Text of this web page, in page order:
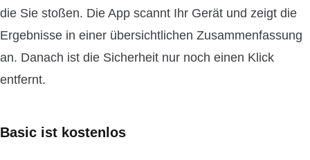
die Sie stoßen. Die App scannt Ihr Gerät und zeigt die
Ergebnisse in einer übersichtlichen Zusammenfassung
an. Danach ist die Sicherheit nur noch einen Klick
entfernt.
Basic ist kostenlos